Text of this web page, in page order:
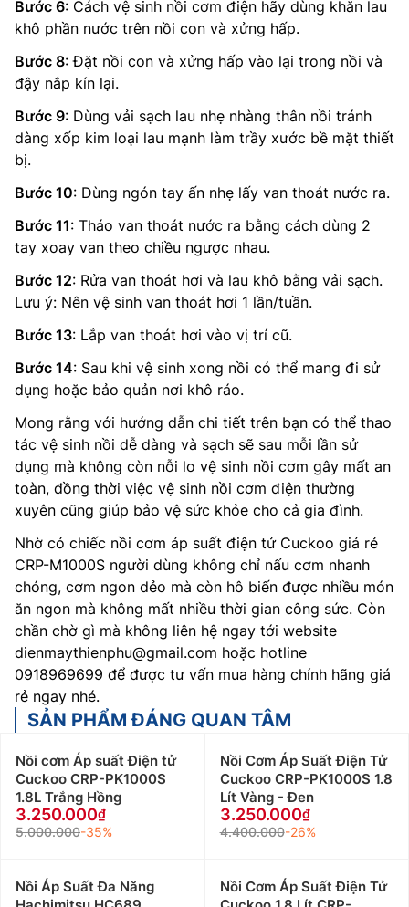
Bước 6: Cách vệ sinh nồi cơm điện hãy dùng khăn lau
khô phần nước trên nồi con và xửng hấp.
Bước 8: Đặt nồi con và xửng hấp vào lại trong nồi và
đậy nắp kín lại.
Bước 9: Dùng vải sạch lau nhẹ nhàng thân nồi tránh
dàng xốp kim loại lau mạnh làm trầy xước bề mặt thiết
bị.
Bước 10: Dùng ngón tay ấn nhẹ lấy van thoát nước ra.
Bước 11: Tháo van thoát nước ra bằng cách dùng 2
tay xoay van theo chiều ngược nhau.
Bước 12: Rửa van thoát hơi và lau khô bằng vải sạch.
Lưu ý: Nên vệ sinh van thoát hơi 1 lần/tuần.
Bước 13: Lắp van thoát hơi vào vị trí cũ.
Bước 14: Sau khi vệ sinh xong nồi có thể mang đi sử
dụng hoặc bảo quản nơi khô ráo.
Mong rằng với hướng dẫn chi tiết trên bạn có thể thao
tác vệ sinh nồi dễ dàng và sạch sẽ sau mỗi lần sử
dụng mà không còn nỗi lo vệ sinh nồi cơm gây mất an
toàn, đồng thời việc vệ sinh nồi cơm điện thường
xuyên cũng giúp bảo vệ sức khỏe cho cả gia đình.
Nhờ có chiếc nồi cơm áp suất điện tử Cuckoo giá rẻ
CRP-M1000S người dùng không chỉ nấu cơm nhanh
chóng, cơm ngon dẻo mà còn hô biến được nhiều món
ăn ngon mà không mất nhiều thời gian công sức. Còn
chần chờ gì mà không liên hệ ngay tới website
dienmaythienphu@gmail.com hoặc hotline
0918969699 để được tư vấn mua hàng chính hãng giá
rẻ ngay nhé.
SẢN PHẨM ĐÁNG QUAN TÂM
Nồi cơm Áp suất Điện tử
Cuckoo CRP-PK1000S
1.8L Trắng Hồng
3.250.000
5.000.000-35%
Nồi Cơm Áp Suất Điện Tử
Cuckoo CRP-PK1000S 1.8
Lít Vàng - Đen
3.250.000
4.400.000-26%
Nồi Áp Suất Đa Năng
Nồi Cơm Áp Suất Điện Tử